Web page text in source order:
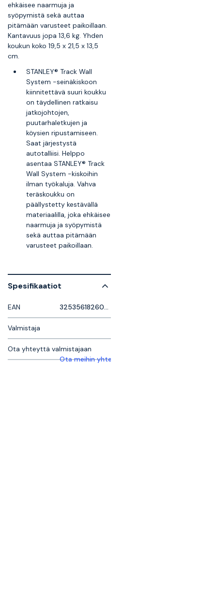
ehkäisee naarmuja ja
syöpymistä sekä auttaa
pitämään varusteet paikoillaan.
Kantavuus jopa 13,6 kg. Yhden
koukun koko 19,5 x 21,5 x 13,5
cm.
STANLEY® Track Wall
System -seinäkiskoon
kiinnitettävä suuri koukku
on täydellinen ratkaisu
jatkojohtojen,
puutarhaletkujen ja
köysien ripustamiseen.
Saat järjestystä
autotalliisi. Helppo
asentaa STANLEY® Track
Wall System -kiskoihin
ilman työkaluja. Vahva
teräskoukku on
päällystetty kestävällä
materiaalilla, joka ehkäisee
naarmuja ja syöpymistä
sekä auttaa pitämään
varusteet paikoillaan.
Spesifikaatiot
EAN
Valmistaja
Ota yhteyttä valmistajaan
Ota meihin yhteyttä saadaksesi lisätietoja